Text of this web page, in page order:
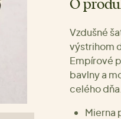
O
Vzdušné
výstrihom
Empírové
bavlny a
celého dňa.
Mierna